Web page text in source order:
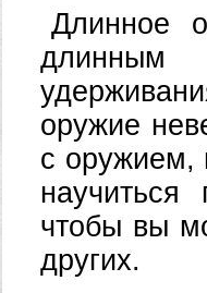
Длинное
длинным
оружие
с оружием,
научиться
чтобы вы
других.